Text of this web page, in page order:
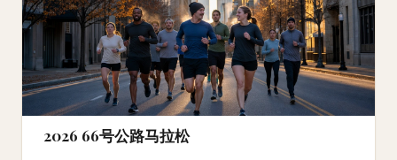
2026 66号公路马拉松